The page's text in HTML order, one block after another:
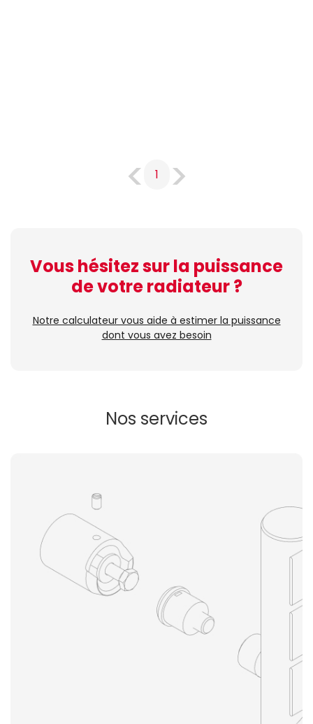
1
Vous hésitez sur la puissance
de votre radiateur ?
Notre calculateur vous aide à estimer la puissance
dont vous avez besoin
Nos services